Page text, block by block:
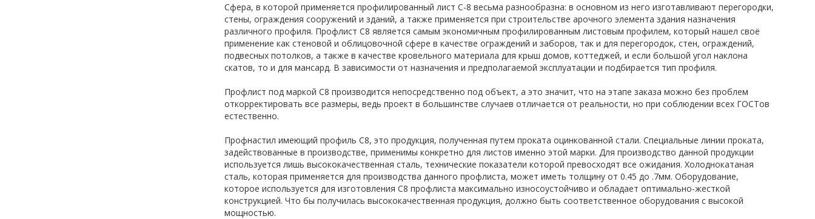
Сфера, в которой применяется профилированный лист С-8 весьма разнообразна: в основном из него изготавливают перегородки,
стены, ограждения сооружений и зданий, а также применяется при строительстве арочного элемента здания назначения
различного профиля. Профлист С8 является самым экономичным профилированным листовым профилем, который нашел своё
применение как стеновой и облицовочной сфере в качестве ограждений и заборов, так и для перегородок, стен, ограждений,
подвесных потолков, а также в качестве кровельного материала для крыш домов, коттеджей, и если большой угол наклона
скатов, то и для мансард. В зависимости от назначения и предполагаемой эксплуатации и подбирается тип профиля.
Профлист под маркой С8 производится непосредственно под объект, а это значит, что на этапе заказа можно без проблем
откорректировать все размеры, ведь проект в большинстве случаев отличается от реальности, но при соблюдении всех ГОСТов
естественно.
Профнастил имеющий профиль С8, это продукция, полученная путем проката оцинкованной стали. Специальные линии проката,
задействованные в производстве, применимы конкретно для листов именно этой марки. Для производство данной продукции
используется лишь высококачественная сталь, технические показатели которой превосходят все ожидания. Холоднокатаная
сталь, которая применяется для производства данного профлиста, может иметь толщину от 0.45 до .7мм. Оборудование,
которое используется для изготовления С8 профлиста максимально износоустойчиво и обладает оптимально-жесткой
конструкцией. Что бы получилась высококачественная продукция, должно быть соответственное оборудования с высокой
мощностью.